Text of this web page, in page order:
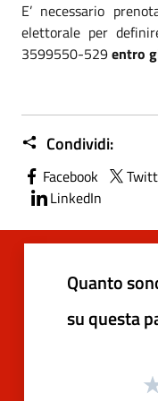
E’ necessario
elettorale per
3599550-529entro
Condividi:
Facebook
LinkedIn
Quanto
su questa